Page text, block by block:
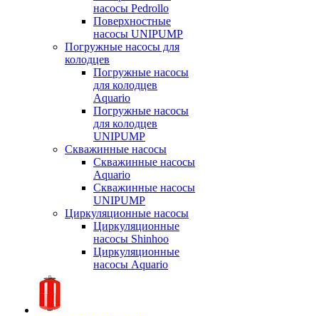
насосы Pedrollo
Поверхностные
насосы UNIPUMP
Погружные насосы для
колодцев
Погружные насосы
для колодцев
Aquario
Погружные насосы
для колодцев
UNIPUMP
Скважинные насосы
Скважинные насосы
Aquario
Скважинные насосы
UNIPUMP
Циркуляционные насосы
Циркуляционные
насосы Shinhoo
Циркуляционные
насосы Aquario